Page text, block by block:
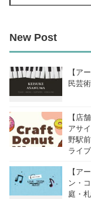
New Post
【ア
民芸
【店
アサ
野駅
ライ
【ア
ン・
庭・